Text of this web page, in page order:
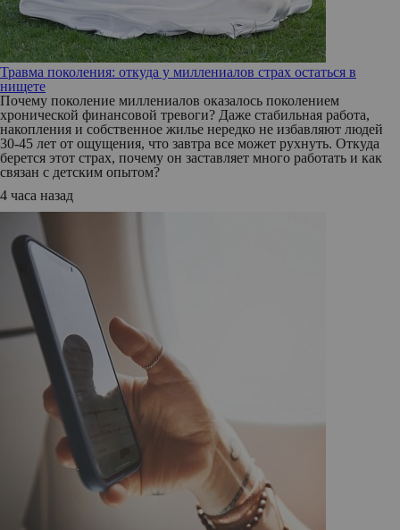
Травма поколения: откуда у миллениалов страх остаться в
нищете
Почему поколение миллениалов оказалось поколением
хронической финансовой тревоги? Даже стабильная работа,
накопления и собственное жилье нередко не избавляют людей
30-45 лет от ощущения, что завтра все может рухнуть. Откуда
берется этот страх, почему он заставляет много работать и как
связан с детским опытом?
4 часа назад